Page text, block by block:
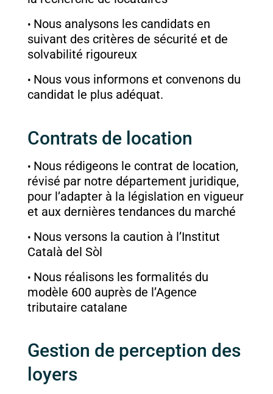
Nous analysons les candidats en
suivant des critères de sécurité et de
solvabilité rigoureux
Nous vous informons et convenons du
candidat le plus adéquat.
Contrats de location
Nous rédigeons le contrat de location,
révisé par notre département juridique,
pour l’adapter à la législation en vigueur
et aux dernières tendances du marché
Nous versons la caution à l’Institut
Català del Sòl​
Nous réalisons les formalités du
modèle 600 auprès de l’Agence
tributaire catalane
Gestion de perception des
loyers